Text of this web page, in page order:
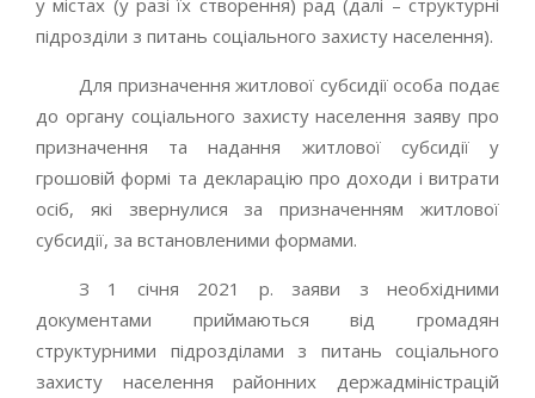
підрозділи з питань соціального захисту населення).
Для призначення житлової субсидії особа подає
до органу соціального захисту населення заяву про
призначення та надання житлової субсидії у
грошовій формі та декларацію про доходи і витрати
осіб, які звернулися за призначенням житлової
субсидії, за встановленими формами.
З 1 січня 2021 р. заяви з необхідними
документами приймаються від громадян
структурними підрозділами з питань соціального
захисту населення районних держадміністрацій